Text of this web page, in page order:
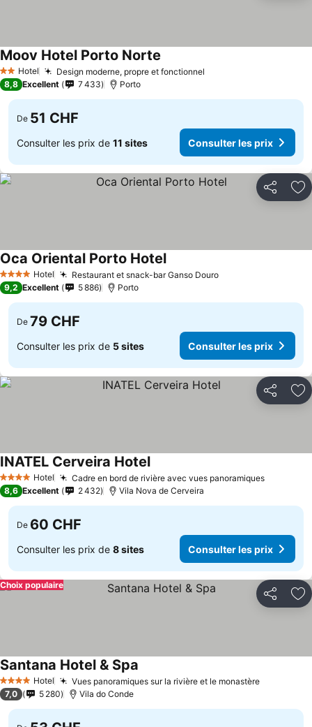
2 Étoiles
Hotel Design moderne, propre et fonctionnel
Moov Hotel Porto Norte
8,8 Excellent 7 433 Porto
De 51 CHF
Consulter les prix de 11 sites Consulter les prix
Partager
4 Étoiles Hotel Restaurant et snack-bar Ganso Douro
Oca Oriental Porto Hotel
9,2 Excellent 5 886 Porto
De 79 CHF
Consulter les prix de 5 sites Consulter les prix
Partager
4 Étoiles Hotel Cadre en bord de rivière avec vues panoramiques
INATEL Cerveira Hotel
8,6 Excellent 2 432 Vila Nova de Cerveira
De 60 CHF
Consulter les prix de 8 sites Consulter les prix
Partager
Choix populaire
4 Étoiles Hotel Vues panoramiques sur la rivière et le monastère
Santana Hotel & Spa
7,0 5 280 Vila do Conde